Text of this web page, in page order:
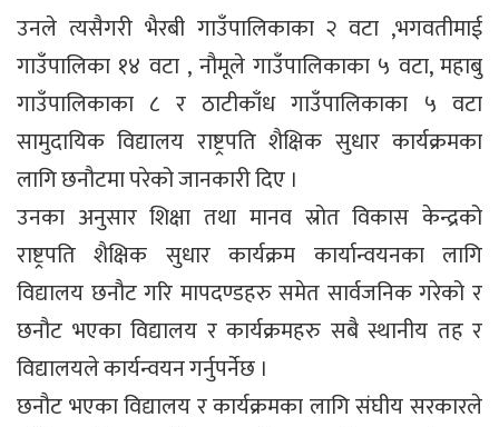
उनले त्यसैगरी भैरबी गाउँपालिकाका २ वटा ,भगवतीमाई
गाउँपालिका १४ वटा , नौमूले गाउँपालिकाका ५ वटा, महाबु
गाउँपालिकाका ८ र ठाटीकाँध गाउँपालिकाका ५ वटा
सामुदायिक विद्यालय राष्ट्रपति शैक्षिक सुधार कार्यक्रमका
लागि छनौटमा परेको जानकारी दिए ।
उनका अनुसार शिक्षा तथा मानव स्रोत विकास केन्द्रको
राष्ट्रपति शैक्षिक सुधार कार्यक्रम कार्यान्वयनका लागि
विद्यालय छनौट गरि मापदण्डहरु समेत सार्वजनिक गरेको र
छनौट भएका विद्यालय र कार्यक्रमहरु सबै स्थानीय तह र
विद्यालयले कार्यन्वयन गर्नुपर्नेछ ।
छनौट भएका विद्यालय र कार्यक्रमका लागि संघीय सरकारले